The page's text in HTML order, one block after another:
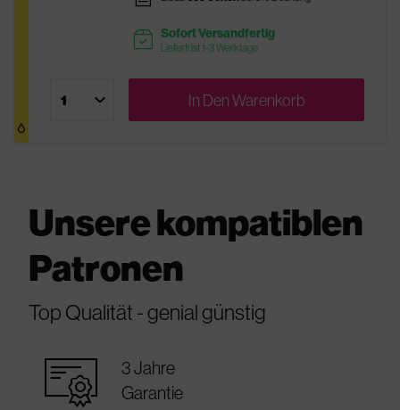
readytoship Sofort Versandfertig
Lieferfrist 1-3 Werktage
In DenWarenkorb
Unsere kompatiblen
Patronen
Top Qualität - genial günstig
warranty_certificate
3 Jahre
Garantie